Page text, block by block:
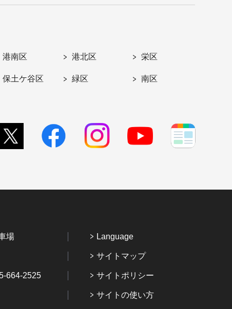
港南区 港北区 栄区
保土ケ谷区 緑区 南区
場
664-2525
Language
サイトマップ
サイトポリシー
サイトの使い方